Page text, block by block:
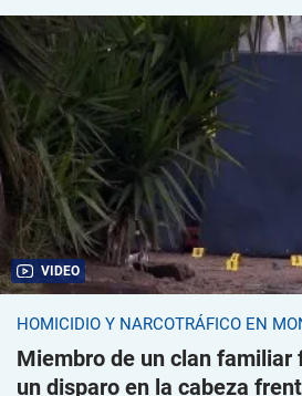
VIDEO
HOMICIDIO Y NARCOTRÁFICO EN
Miembro de un clan familiar
un disparo en la cabeza